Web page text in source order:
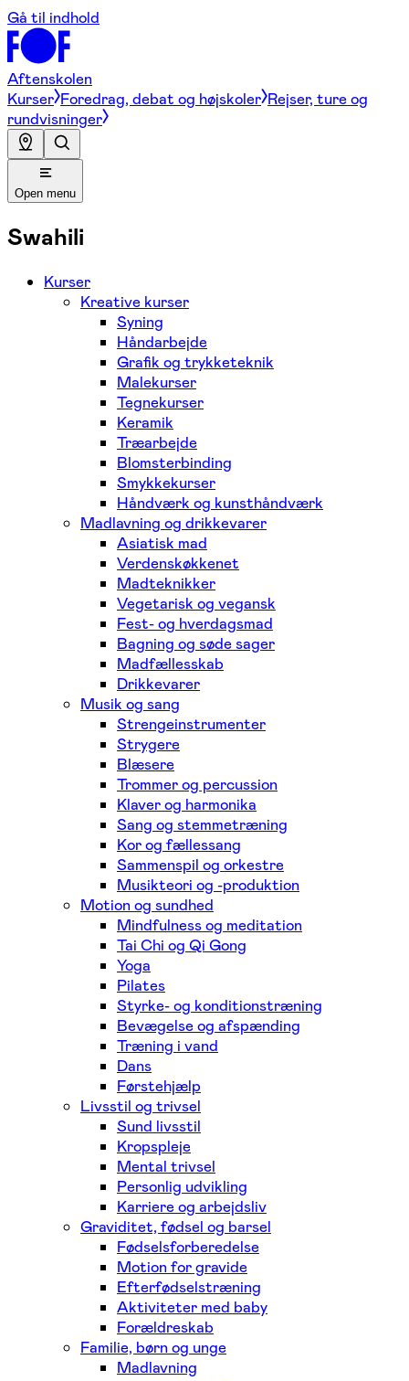
Gå til indhold
Aftenskolen
Kurser Foredrag, debat og højskoler Rejser, ture og
rundvisninger
Open menu
Swahili
Kurser
Kreative kurser
Syning
Håndarbejde
Grafik og trykketeknik
Malekurser
Tegnekurser
Keramik
Træarbejde
Blomsterbinding
Smykkekurser
Håndværk og kunsthåndværk
Madlavning og drikkevarer
Asiatisk mad
Verdenskøkkenet
Madteknikker
Vegetarisk og vegansk
Fest- og hverdagsmad
Bagning og søde sager
Madfællesskab
Drikkevarer
Musik og sang
Strengeinstrumenter
Strygere
Blæsere
Trommer og percussion
Klaver og harmonika
Sang og stemmetræning
Kor og fællessang
Sammenspil og orkestre
Musikteori og -produktion
Motion og sundhed
Mindfulness og meditation
Tai Chi og Qi Gong
Yoga
Pilates
Styrke- og konditionstræning
Bevægelse og afspænding
Træning i vand
Dans
Førstehjælp
Livsstil og trivsel
Sund livsstil
Kropspleje
Mental trivsel
Personlig udvikling
Karriere og arbejdsliv
Graviditet, fødsel og barsel
Fødselsforberedelse
Motion for gravide
Efterfødselstræning
Aktiviteter med baby
Forældreskab
Familie, børn og unge
Madlavning